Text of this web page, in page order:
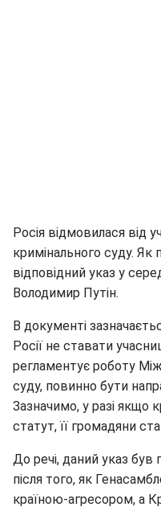
Росія відмовилася від
кримінального суду. Як
відповідний указ у
Володимир Путін.
В документі
Росії не ставати
регламентує роботу
суду, повинно бути
Зазначимо, у разі якщо
статут, її громадяни
До речі, даний указ був
після того, як
країною-агресором, а